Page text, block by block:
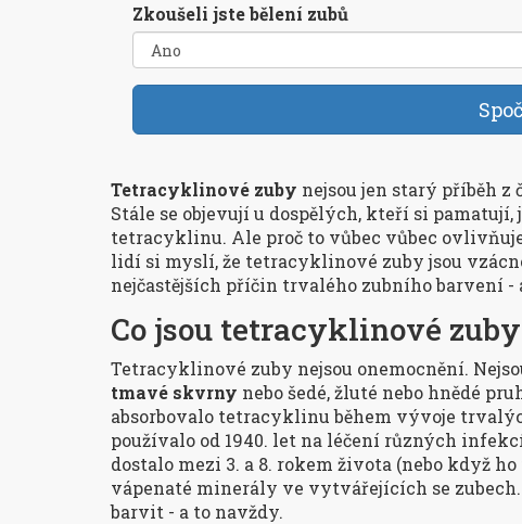
Zkoušeli jste bělení zubů
Tetracyklinové zuby nejsou jen starý příběh z
Stále se objevují u dospělých, kteří si
tetracyklinu. Ale proč to vůbec vůbec
lidí si myslí, že tetracyklinové zuby jsou
nejčastějších příčin trvalého zubního barvení -
Co jsou tetracyklinové
Tetracyklinové zuby nejsou onemocnění.
tmavé skvrny nebo šedé, žluté nebo hnědé
absorbovalo tetracyklinu během vývoje
používalo od 1940. let na léčení různých
dostalo mezi 3. a 8. rokem života (nebo když
vápenaté minerály ve vytvářejících se
barvit - a to navždy.